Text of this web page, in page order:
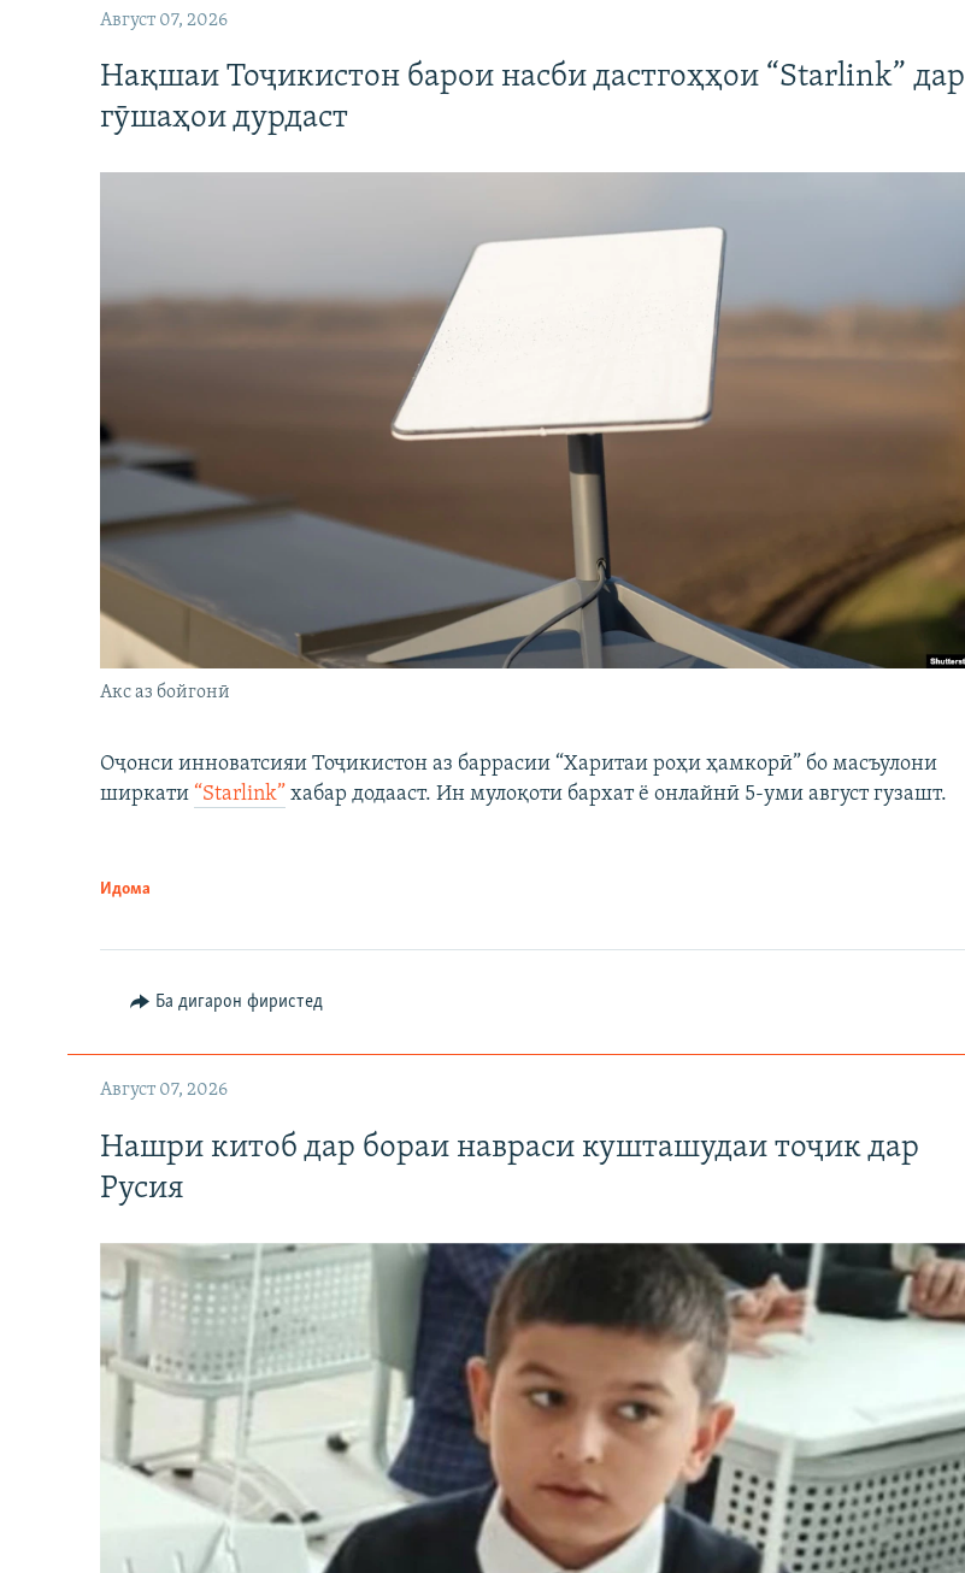
Август 07, 2026
Нақшаи Тоҷикистон барои насби дастгоҳҳои “Starlink” дар
гӯшаҳои дурдаст
Акс аз бойгонӣ
Оҷонси инноватсияи Тоҷикистон аз баррасии “Харитаи роҳи ҳамкорӣ” бо масъулони
ширкати “Starlink” хабар додааст. Ин мулоқоти бархат ё онлайнӣ 5-уми август гузашт.
Идома
Ба дигарон фиристед
Август 07, 2026
Нашри китоб дар бораи навраси кушташудаи тоҷик дар
Русия